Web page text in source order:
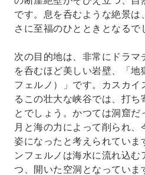
です。息を呑むような絶景は
さに至福のひとときとなるで
次の目的地は、非常にドラマ
を呑むほど美しい岩壁、「地
フェルノ）」です。カスカイ
るこの壮大な峡谷では、打ち
とでしょう。かつては洞窟
月と海の力によって削られ
姿になったと考えられていま
ンフェルノは海水に流れ込む
つ、開いた空洞となっていま